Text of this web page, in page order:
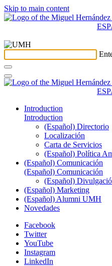
Skip to main content
Introduction
Introduction
(Español) Directorio
Localización
Carta de Servicios
(Español) Política
(Español) Comunicación
(Español) Comunicación
(Español)
(Español) Marketing
(Español) Alumni UMH
Novedades
Facebook
Twitter
YouTube
Instagram
LinkedIn